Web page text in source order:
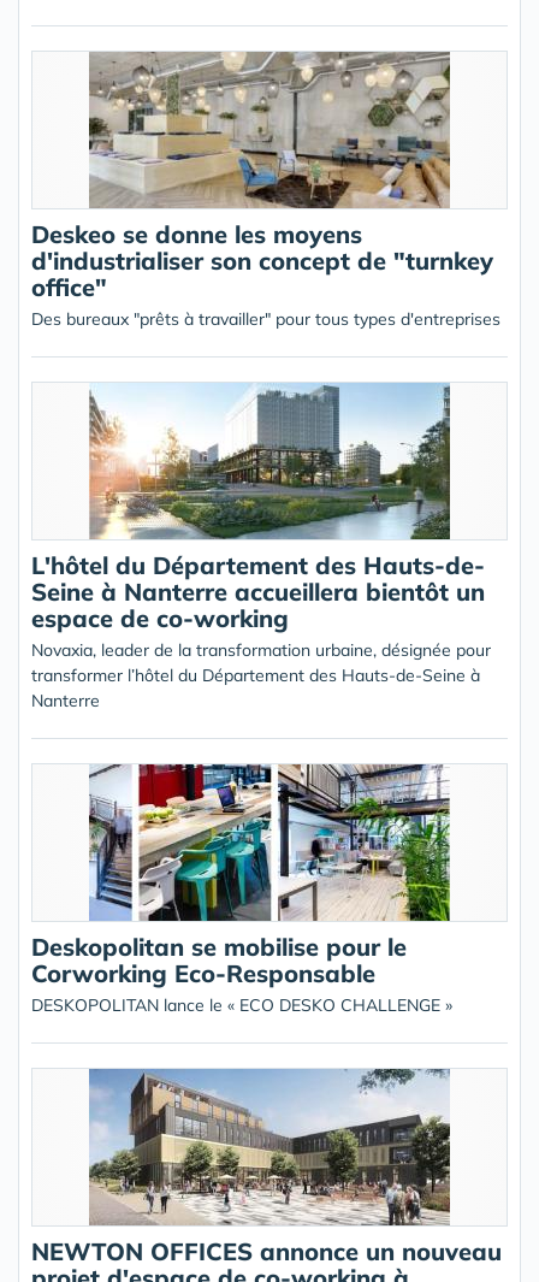
Deskeo se donne les moyens
d'industrialiser son concept de "turnkey
office"
Des bureaux "prêts à travailler" pour tous types d'entreprises
L'hôtel du Département des Hauts-de-
Seine à Nanterre accueillera bientôt un
espace de co-working
Novaxia, leader de la transformation urbaine, désignée pour
transformer l’hôtel du Département des Hauts-de-Seine à
Nanterre
Deskopolitan se mobilise pour le
Corworking Eco-Responsable
DESKOPOLITAN lance le « ECO DESKO CHALLENGE »
NEWTON OFFICES annonce un nouveau